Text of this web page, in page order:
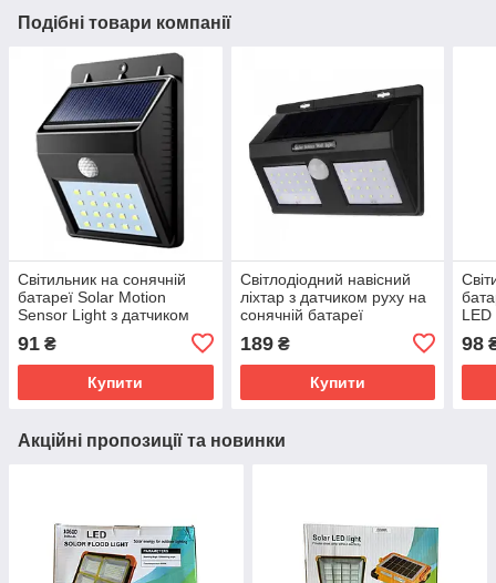
Подібні товари компанії
Світильник на сонячній
батареї Solar Motion
Sensor Light з датчиком
91 ₴
Купити
Світлодіодний навісний
ліхтар з датчиком руху на
сонячній батареї
1626A + solar 40 SV227
189₴
Купити
LED
98
Акційні пропозиції та новинки